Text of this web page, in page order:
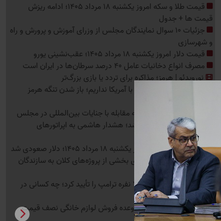
قیمت طلا و سکه امروز یکشنبه 18 مرداد 1405؛ ادامه ریزش
قیمت ها + جدول
جزئیات 10 سوال نمایندگان مجلس از وزرای آموزش و پرورش و راه
و شهرسازی
قیمت دلار امروز یکشنبه 18 مرداد 1405؛ عقب‌نشینی یورو
مصرف انواع دخانیات عامل 40 درصد سرطان‌ها در ایران است
نورویدئو | هرمز؛ مذاکره برای تردد یا بازی بزرگ‌تر
عراقچی: هیچ مذاکره‌ای با آمریکا نداریم؛ باز شدن تنگه هرمز
تصویب مواد جدید لایحه مقابله با جنایات بین‌المللی در مجلس
تعرفه اینترنت جنجالی شد؛ هشدار هاشمی به اپراتورهای
گرا‌ن‌فروش
قیمت دلار توافقی امروز یکشنبه 18 مرداد 1405؛ دلار صعودی شد
کاهش ارزبری با واگذاری بخشی از پروژه‌های کلان به سازندگان
داخلی
سنای آمریکا فهرست 74 نفره ترامپ را تأیید کرد؛ چه کسانی در
این لیست قرار دارند؟
کلاهبرداری میلیاردی با وعده فروش لوازم خانگی نصف قیمت